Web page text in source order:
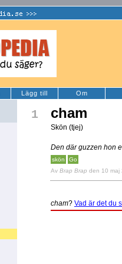
Lägg till Om
1 cham
Skön (tjej)
Den där guzzen hon
skön
Go
Av Brap Brap den 10 maj
cham? Vad är det du